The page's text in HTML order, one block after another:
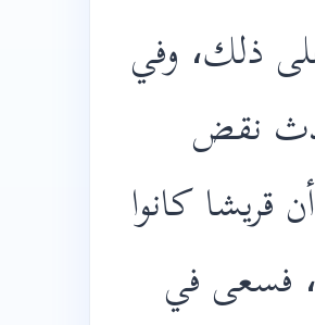
ذلك، وفي
نقض
كانوا
فسعى في